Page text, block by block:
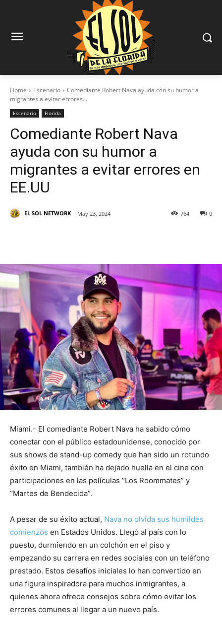
Home Escenario
Comediante Robert Nava ayuda con su humor a
migrantes a evitar errores...
Escenario Florida
Comediante Robert Nava
ayuda con su humor a
migrantes a evitar errores en
EE.UU
EL SOL NETWORK May 23, 2024 0
764
Miami.- El comediante Robert Nava ha sabido cómo
conectar con el público estadounidense, conocido por
sus shows de stand-up comedy que han sido un rotundo
éxito en Miami, también ha dejado huella en el cine con
participaciones en las películas “Los Roommates” y
“Martes de Bendecida”.
A pesar de su éxito actual, Nava no olvida sus humildes
comienzos en Estados Unidos. Llegó al país con lo
puesto, durmiendo en un colchón en el piso y
empezando su carrera en redes sociales con un teléfono
prestado. Estos desafíos iniciales lo han convertido en
una figura inspiradora para muchos inmigrantes, a
quienes ahora ofrece consejos sobre cómo evitar los
errores comunes al llegar a un nuevo país.